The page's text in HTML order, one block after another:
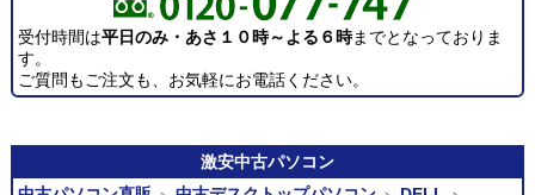
受付時間は平日のみ・あさ１０時～よる６時までとなっておりま
す。
ご質問もご注文も、お気軽にお電話ください。
激安中古パソコン